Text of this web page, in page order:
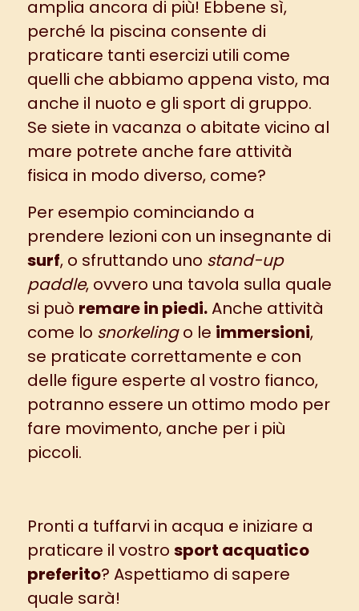
amplia ancora di più! Ebbene sì,
perché la piscina consente di
praticare tanti esercizi utili come
quelli che abbiamo appena visto, ma
anche il nuoto e gli sport di gruppo.
Se siete in vacanza o abitate vicino al
mare potrete anche fare attività
fisica in modo diverso, come?
Per esempio cominciando a
prendere lezioni con un insegnante di
surf, o sfruttando uno stand-up
paddle, ovvero una tavola sulla quale
si può remare in piedi.Anche attività
come lo snorkelingo le immersioni,
se praticate correttamente e con
delle figure esperte al vostro fianco,
potranno essere un ottimo modo per
fare movimento, anche per i più
piccoli.
Pronti a tuffarvi in acqua e iniziare a
praticare il vostro sport acquatico
preferito? Aspettiamo di sapere
quale sarà!